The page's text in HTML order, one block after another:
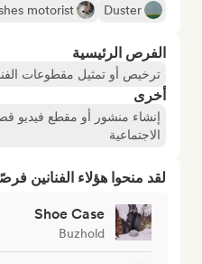
Duster
motorist
الفرص الرئيسية
ترخيص أو تمثيل مقطوعات
أخرى
إنشاء منشور أو مقطع فيديو
الاجتماعية
لقد منحوا هؤلاء الفنانين
Shoe Case
Buzhold